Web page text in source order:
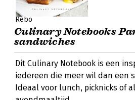
Rebo
Culinary Notebooks
sandwiches
Dit Culinary Notebook is een
iedereen die meer wil dan een
Ideaal voor lunch, picknicks of